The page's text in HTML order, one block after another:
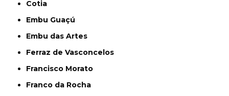
Cotia
Embu Guaçú
Embu das Artes
Ferraz de Vasconcelos
Francisco Morato
Franco da Rocha